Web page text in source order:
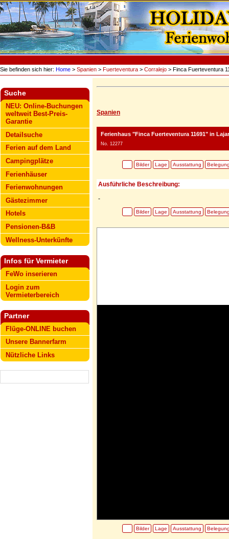
Sie befinden sich hier: Home > Spanien > Fuerteventura > Corralejo > Finca Fuerteventura
Suche
NEU: Online-Buchungen
weltweit Best-Preis-
Garantie
Detailsuche
Ferien auf dem Land
Campingplätze
Ferienhäuser
Ferienwohnungen
Gästezimmer
Hotels
Pensionen-B&B
Wellness-Unterkünfte
Infos für Vermieter
FeWo inserieren
Login zum
Vermieterbereich
Partner
Flüge-ONLINE buchen
Unsere Bannerfarm
Nützliche Links
Spanien
Ferienhaus "Finca Fuerteventura 11691" in
No. 12277
Bilder Lage Ausstattung
Ausführliche Beschreibung:
-
Bilder Lage Ausstattung
Bilder Lage Ausstattung